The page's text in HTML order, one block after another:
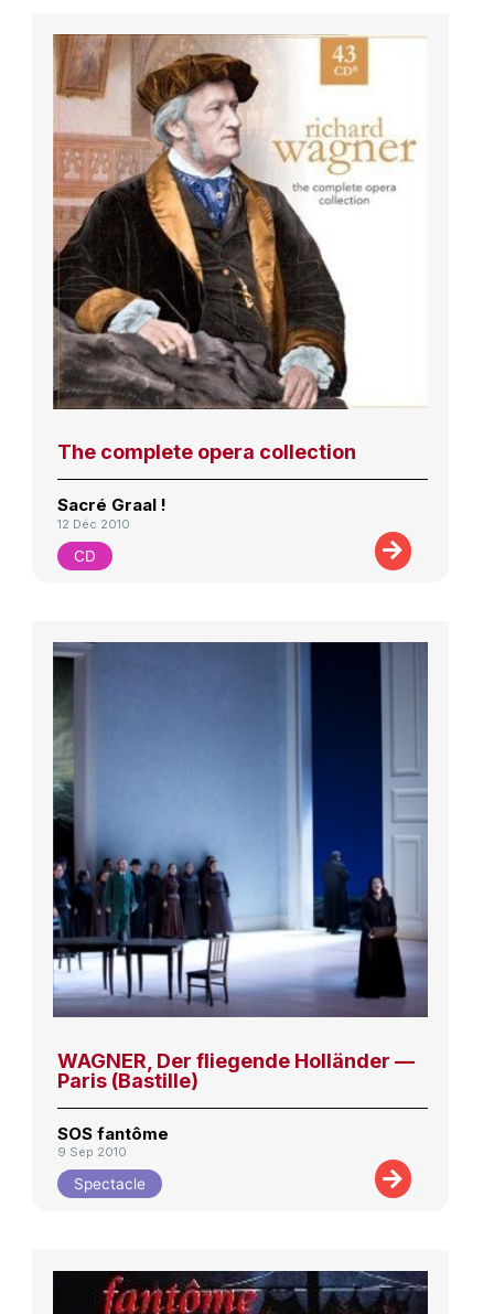
The complete opera collection
Sacré Graal !
12 Déc 2010
CD
WAGNER, Der fliegende Holländer —
Paris (Bastille)
SOS fantôme
9 Sep 2010
Spectacle